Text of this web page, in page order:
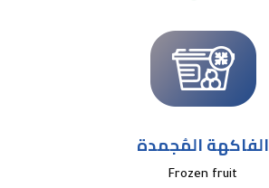
الفاكهة المُجمدة
Frozen fruit